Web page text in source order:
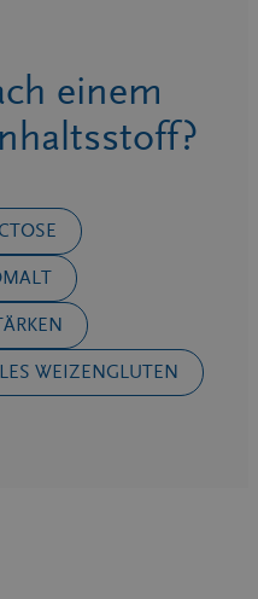
einem
WEIZENGLUTEN